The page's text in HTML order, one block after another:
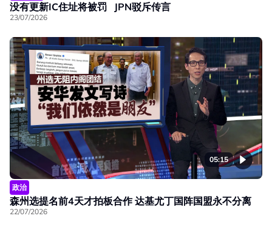
没有更新IC住址将被罚 JPN驳斥传言
23/07/2026
05:15
政治
森州选提名前4天才拍板合作 达基尤丁国阵国盟永不分离
22/07/2026